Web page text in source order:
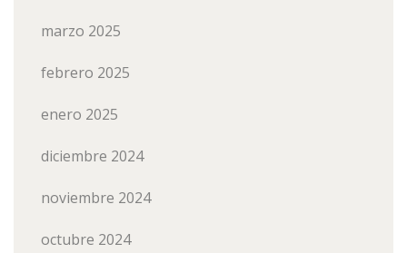
marzo 2025
febrero 2025
enero 2025
diciembre 2024
noviembre 2024
octubre 2024